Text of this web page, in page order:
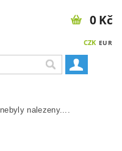
CZK EUR
0 Kč
nebyly nalezeny....